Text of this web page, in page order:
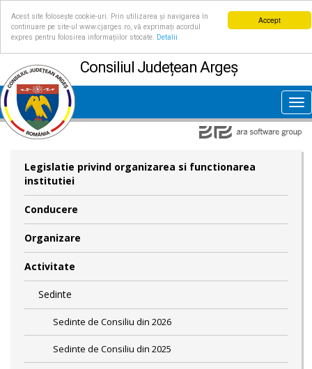
Accept
Acest site folosește cookie-uri. Prin utilizarea și navigarea în
continuare pe site-ul www.cjarges.ro, vă exprimați acordul
expres pentru folosirea informațiilor stocate.
Detalii
Consiliul Județean Argeș
Legislatie privind organizarea si functionarea
institutiei
Conducere
Organizare
Activitate
Sedinte
Sedinte de Consiliu din 2026
Sedinte de Consiliu din 2025